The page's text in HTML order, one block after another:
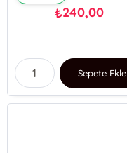
₺240,00
Sepete Ekle